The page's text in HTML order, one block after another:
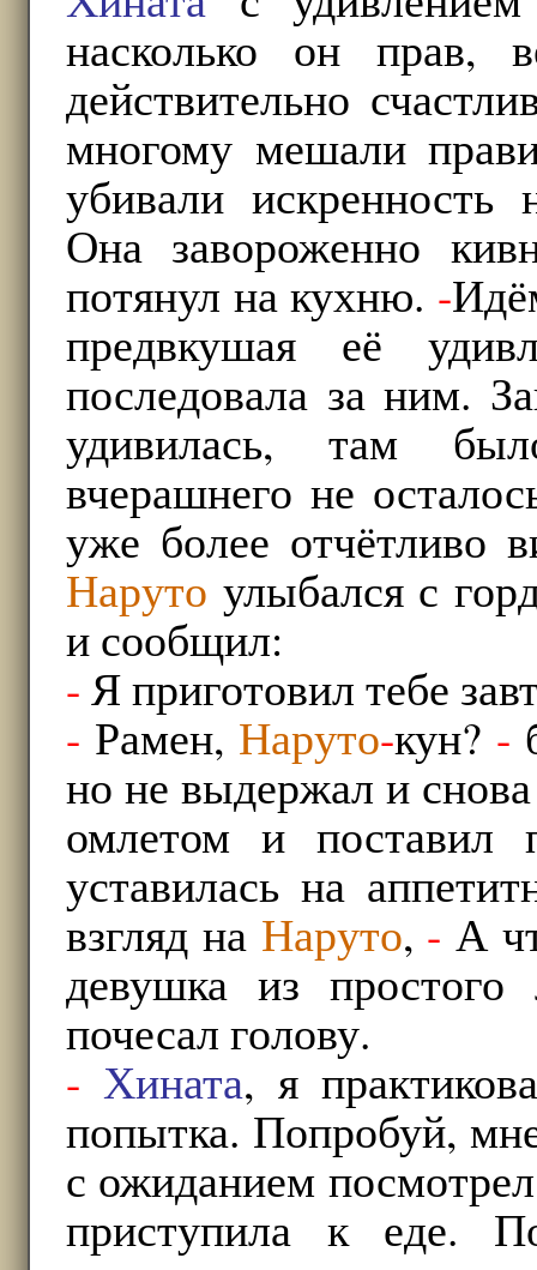
насколько он прав,
действительно
многому мешали
убивали
Она завороженно
потянул на кухню. -
предвкушая её
последовала за ним.
удивилась, там
вчерашнего не
уже более отчётливо
Наруто улыбался с
и сообщил:
-Я приготовил тебе
- Рамен, Наруто-кун? -
но не выдержал и
омлетом и поставил
уставилась на
взгляд на Наруто, - А
девушка из
почесал голову.
- Хината, я
попытка. Попробуй,
с ожиданием
приступила к еде.